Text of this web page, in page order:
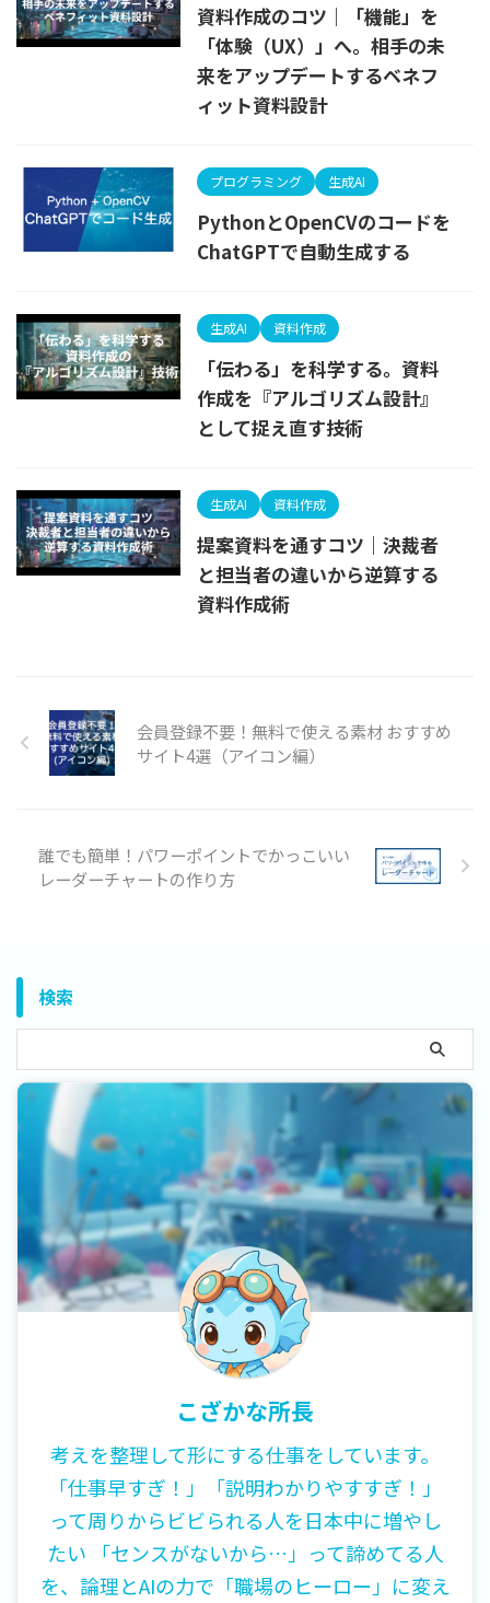
資料作成のコツ｜「機能」を
「体験（UX）」へ。相手の未
来をアップデートするベネフ
ィット資料設計
プログラミング 生成AI
PythonとOpenCVのコードを
ChatGPTで自動生成する
生成AI 資料作成
「伝わる」を科学する。資料
作成を『アルゴリズム設計』
として捉え直す技術
生成AI 資料作成
提案資料を通すコツ｜決裁者
と担当者の違いから逆算する
資料作成術
会員登録不要！無料で使える素材 おすすめ
サイト4選（アイコン編）
誰でも簡単！パワーポイントでかっこいい
レーダーチャートの作り方
検索
こざかな所長
考えを整理して形にする仕事をしています。
「仕事早すぎ！」「説明わかりやすすぎ！」
って周りからビビられる人を日本中に増やし
たい 「センスがないから…」って諦めてる人
を、論理とAIの力で「職場のヒーロー」に変え